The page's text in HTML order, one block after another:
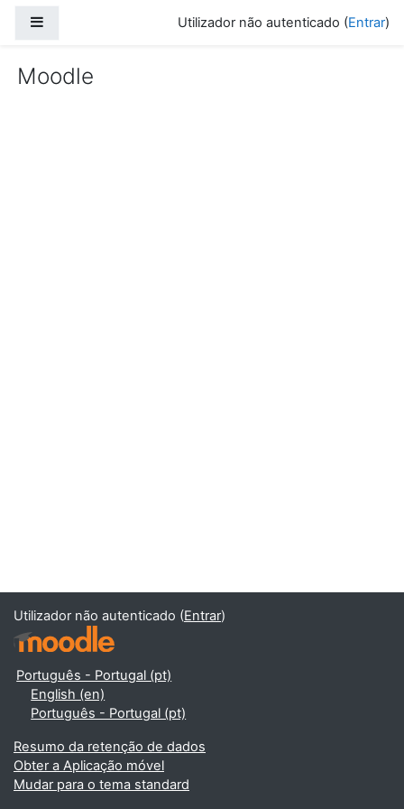
Utilizador não autenticado (Entrar)
Moodle
Utilizador não autenticado (Entrar)
Português - Portugal ‎(pt)‎
English ‎(en)‎
Português - Portugal ‎(pt)‎
Resumo da retenção de dados
Obter a Aplicação móvel
Mudar para o tema standard